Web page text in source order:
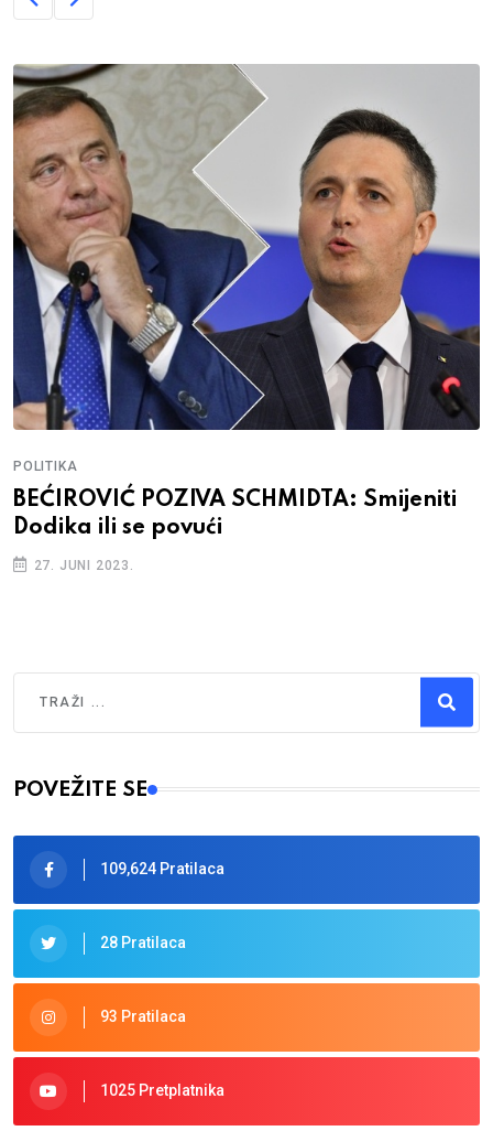
POLITIKA
BEĆIROVIĆ POZIVA SCHMIDTA: Smijeniti
Dodika ili se povući
27. JUNI 2023.
Type 2 or more characters for results.
POVEŽITE SE
109,624 Pratilaca
28 Pratilaca
93 Pratilaca
1025 Pretplatnika